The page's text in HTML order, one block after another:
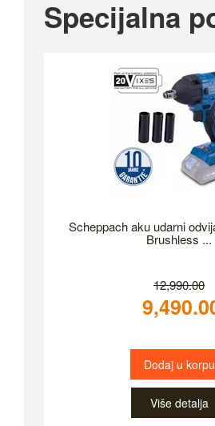
Specijalna
Scheppach aku udarni
Brushless ...
12,990.00
Dodaj u korpu
Više detalja